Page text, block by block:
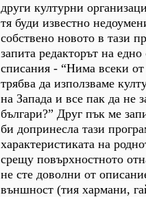
други културни
тя буди известно
собствено новото в тази
запита редакторът на
списания - “Нима всеки от
трябва да използваме
на Запада и все пак да не
българи?” Друг пък ме
би допринесла тази
характеристиката на
срещу повърхностното
не сте доволни от
външност (тия хармани,